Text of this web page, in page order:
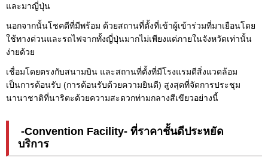
และมาญี่ปุ่น
นอกจากนั้นโชคดีที่มีพร้อม ด้วยสถานที่ตั้งที่เข้าผู้เข้าร่วมที่มาเยือนโดย
ใช้ทางด่วนและรถไฟจากทั้งญี่ปุ่นมากไม่เพียงแต่ภายในจังหวัดเท่านั้น
ง่ายด้วย
เชื่อมโดยตรงกับสนามบิน และสถานที่ตั้งที่มีโรงแรมดีสิ่งแวดล้อม
เป็นการต้อนรับ (การต้อนรับด้วยความยินดี) สูงสุดที่จัดการประชุม
นานาชาติที่นาริตะด้วยความสะดวกท่ามกลางสีเขียวอย่างนี้
-Convention Facility- ที่ราคาชั้นดีประหยัด
บริการ